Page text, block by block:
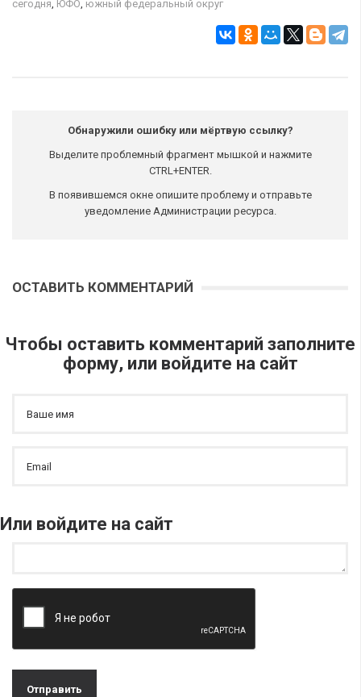
сегодня, ЮФО, южный федеральный округ
Обнаружили ошибку или мёртвую ссылку?
Выделите проблемный фрагмент мышкой и нажмите
CTRL+ENTER.
В появившемся окне опишите проблему и отправьте
уведомление Администрации ресурса.
ОСТАВИТЬ КОММЕНТАРИЙ
Чтобы оставить комментарий заполните
форму, или войдите на сайт
Или войдите на сайт